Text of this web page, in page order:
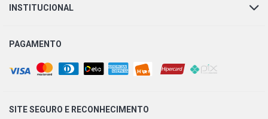
INSTITUCIONAL
PAGAMENTO
SITE SEGURO E RECONHECIMENTO